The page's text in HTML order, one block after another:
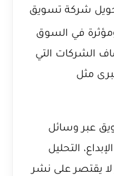
شركة تسويق
في السوق
الشركات التي
مثل
عبر وسائل
التحليل
لا يقتصر على نشر